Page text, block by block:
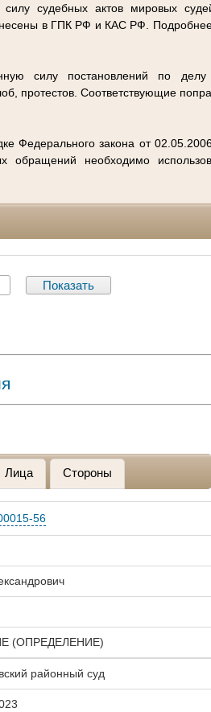
судебных актов мировых
в ГПК РФ и КАС РФ.
силу постановлений по
протестов. Соответствующие
Федерального закона от
необходимо
Лица Стороны
56
(ОПРЕДЕЛЕНИЕ)
районный суд